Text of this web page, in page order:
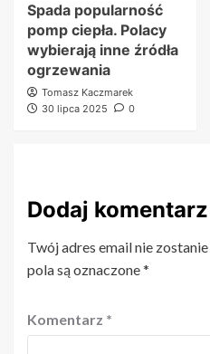
Spada popularność
pomp ciepła. Polacy
wybierają inne źródła
ogrzewania
Tomasz Kaczmarek
30 lipca 2025
0
Dodaj komentarz
Twój adres email nie
pola są oznaczone*
Komentarz *